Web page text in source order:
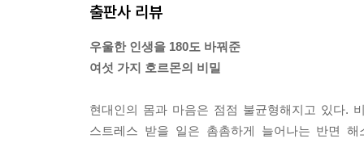
신이 적어지면 우리 몸을 이루는 세포가 정말로 죽
세로토닌은 사회적 지위와 밀접한 관계가 있다고
--- p.95 「세로토닌」 중에서
출판사 리뷰
우울한 인생을 180도 바꿔준
여섯 가지 호르몬의 비밀
현대인의 몸과 마음은 점점 불균형해지고 있다.
스트레스 받을 일은 촘촘하게 늘어나는 반면